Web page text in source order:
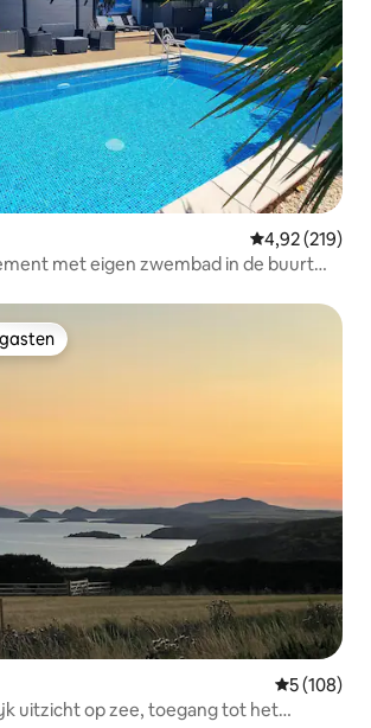
Gemiddelde
4,92 (219)
met eigen zwembad in de buurt
gasten
5 (108)
uitzicht op zee, toegang tot het